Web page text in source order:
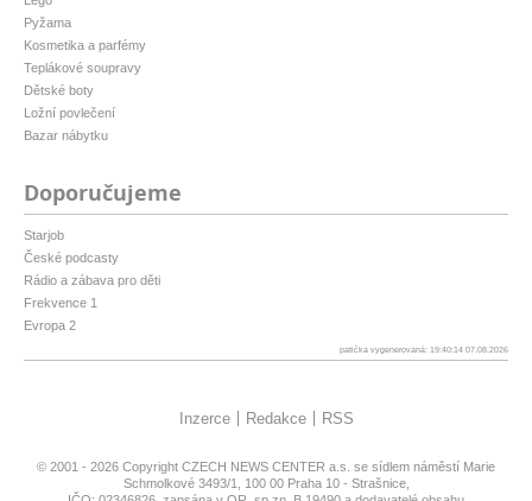
Pyžama
Kosmetika a parfémy
Teplákové soupravy
Dětské boty
Ložní povlečení
Bazar nábytku
Doporučujeme
Starjob
České podcasty
Rádio a zábava pro děti
Frekvence 1
Evropa 2
patička vygenerovaná: 19:40:14 07.08.2026
Inzerce Redakce RSS
© 2001 - 2026 Copyright CZECH NEWS CENTER a.s. se sídlem náměstí Marie
Schmolkové 3493/1, 100 00 Praha 10 - Strašnice,